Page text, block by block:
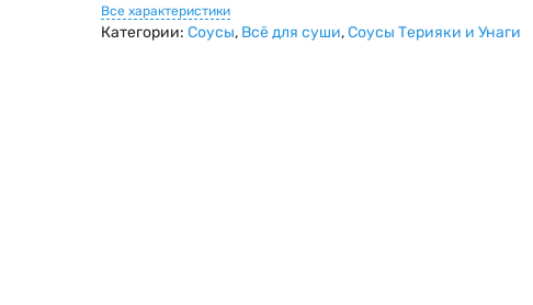
Все характеристики
Категории: Соусы, Всё для суши,Соусы Терияки и Унаги